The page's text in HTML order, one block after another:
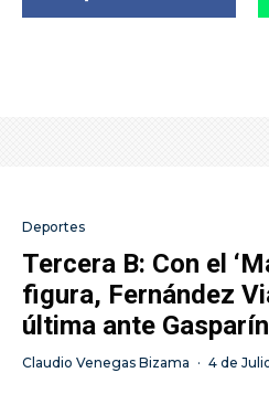
Deportes
Tercera B: Con el
figura, Fernández
última ante Gasparín
Claudio Venegas Bizama · 4 de